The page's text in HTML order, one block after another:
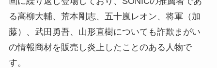
る高柳大輔、荒本剛志、五十嵐レオン、将軍（加
藤）、武田勇吾、山形直樹についても詐欺まがい
の情報商材を販売し炎上したことのある人物で
す。